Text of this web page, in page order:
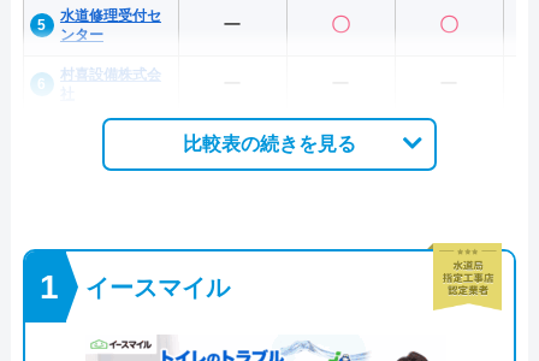
水道修理受付セ
ンター
ー 〇 〇
村喜設備株式会
比較表の続きを見る
イースマイル